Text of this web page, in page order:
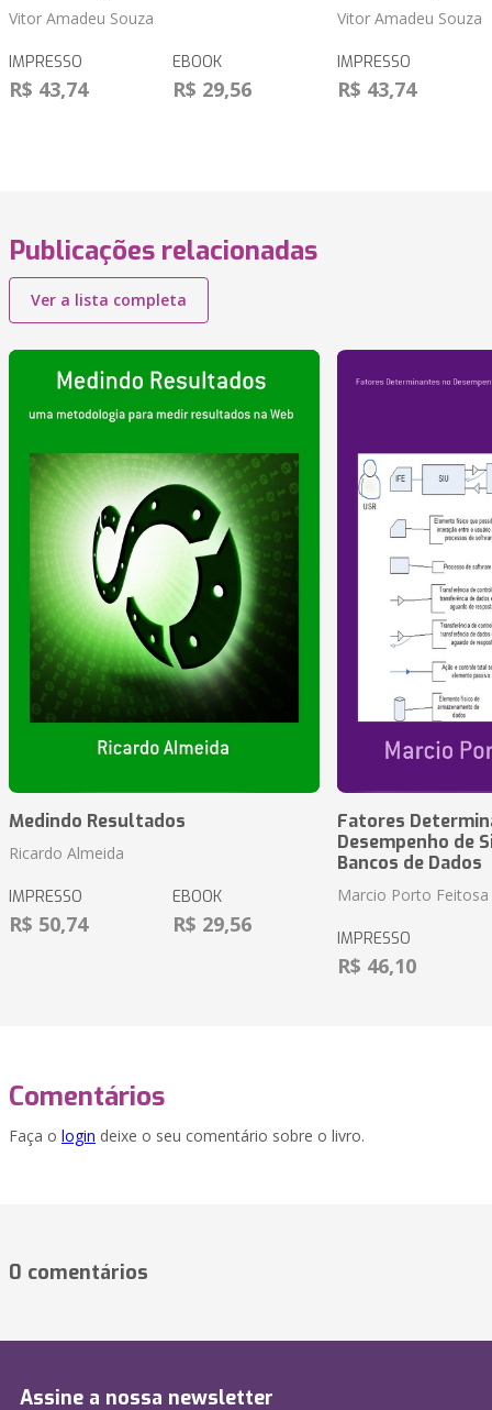
Vitor Amadeu Souza
IMPRESSO
R$ 43,74
EBOOK
R$ 29,56
Vitor Amadeu Souza
IMPRESSO
R$ 43,74
Publicações relacionadas
Ver a lista completa
Medindo Resultados
Ricardo Almeida
IMPRESSO
R$ 50,74
EBOOK
R$ 29,56
Fatores
Desempenho de
Bancos de Dados
Marcio Porto Feitosa
IMPRESSO
R$ 46,10
Comentários
Faça o login deixe o seu comentário sobre o livro.
0 comentários
Assine a nossa newsletter